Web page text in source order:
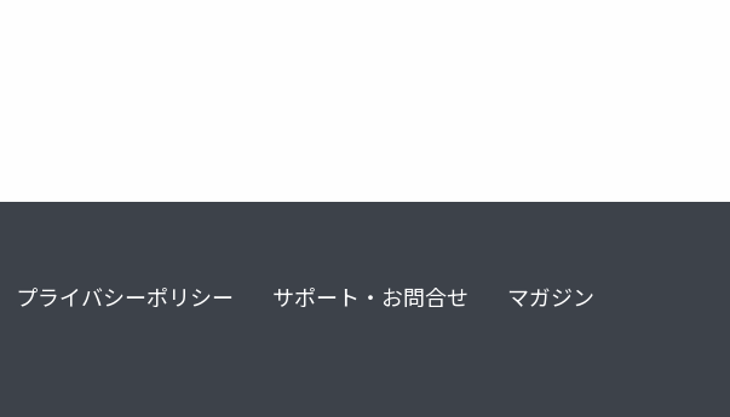
プライバシーポリシー サポート・お問合せ マガジン